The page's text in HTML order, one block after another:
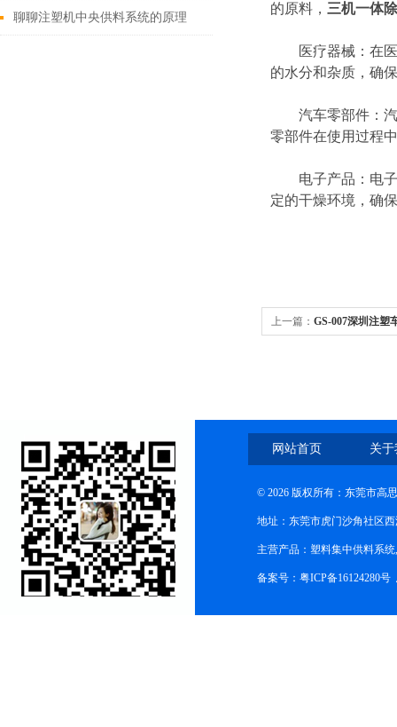
聊聊注塑机中央供料系统的原理
的原料， 三机一体
医疗器械：在医
的水分和杂质，确
汽车零部件：汽
零部件在使用过程
电子产品：电子
定的干燥环境，确
上一篇： GS-007深圳注塑
网站首页 关
© 2026 版权所有：东莞市高
地址：东莞市虎门沙角社区
主营产品：塑料集中供料系
备案号：粤ICP备16124280号